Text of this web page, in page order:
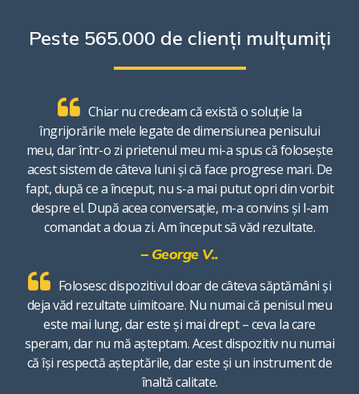
Peste 565.000 de clienți mulțumiți
Chiar nu credeam că există o soluție la
îngrijorările mele legate de dimensiunea penisului
meu, dar într-o zi prietenul meu mi-a spus că folosește
acest sistem de câteva luni și că face progrese mari. De
fapt, după ce a început, nu s-a mai putut opri din vorbit
despre el. După acea conversație, m-a convins și l-am
comandat a doua zi. Am început să văd rezultate.
– George V..
Folosesc dispozitivul doar de câteva săptămâni și
deja văd rezultate uimitoare. Nu numai că penisul meu
este mai lung, dar este și mai drept – ceva la care
speram, dar nu mă așteptam. Acest dispozitiv nu numai
că își respectă așteptările, dar este și un instrument de
înaltă calitate.